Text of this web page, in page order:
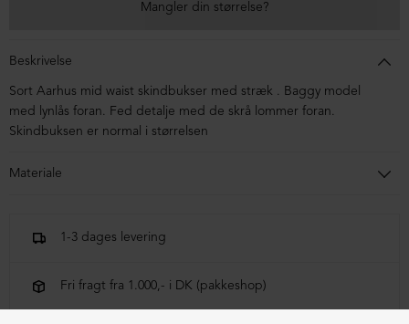
Mangler din størrelse?
Beskrivelse
Sort Aarhus mid waist skindbukser med stræk . Baggy model
med lynlås foran. Fed detalje med de skrå lommer foran.
Skindbuksen er normal i størrelsen
Materiale
1-3 dages levering
Fri fragt fra 1.000,- i DK (pakkeshop)